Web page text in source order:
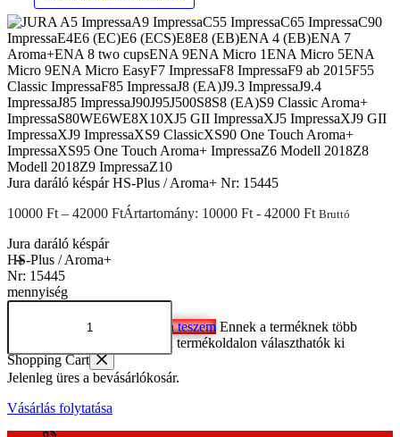
Jura daráló késpár HS-Plus / Aroma+ Nr: 15445
10000 Ft – 42000 FtÁrtartomány: 10000 Ft - 42000 Ft Bruttó
Jura daráló késpár
HS-Plus / Aroma+
Nr: 15445
mennyiség
Kosárba teszem Ennek a terméknek több
variációja van. A változatok a termékoldalon választhatók ki
Shopping Cart
Jelenleg üres a bevásárlókosár.
Vásárlás folytatása